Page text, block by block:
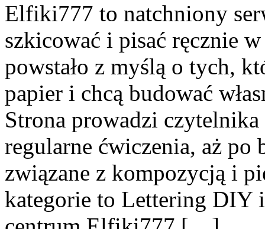
Elfiki777 to natchniony
szkicować i pisać ręcznie
powstało z myślą o tych,
papier i chcą budować
Strona prowadzi
regularne ćwiczenia, aż po
związane z kompozycją i
kategorie to Lettering DIY